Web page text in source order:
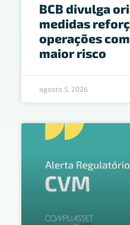
BCB divulga
medidas
operações
maior risco
agosto 5, 2026